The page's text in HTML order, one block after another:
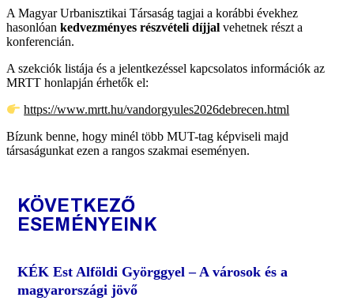
A Magyar Urbanisztikai Társaság tagjai a korábbi évekhez
hasonlóan kedvezményes részvételi díjjal vehetnek részt a
konferencián.
A szekciók listája és a jelentkezéssel kapcsolatos információk az
MRTT honlapján érhetők el:
https://www.mrtt.hu/vandorgyules2026debrecen.html
Bízunk benne, hogy minél több MUT-tag képviseli majd
társaságunkat ezen a rangos szakmai eseményen.
KÖVETKEZŐ
ESEMÉNYEINK
KÉK Est Alföldi Györggyel – A városok és a
magyarországi jövő